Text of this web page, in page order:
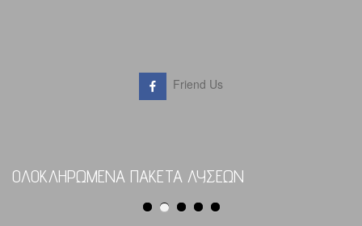
Friend Us
ΟΛΟΚΛΗΡΩΜΕΝΑ ΠΑΚΕΤΑ ΛΥΣΕΩΝ